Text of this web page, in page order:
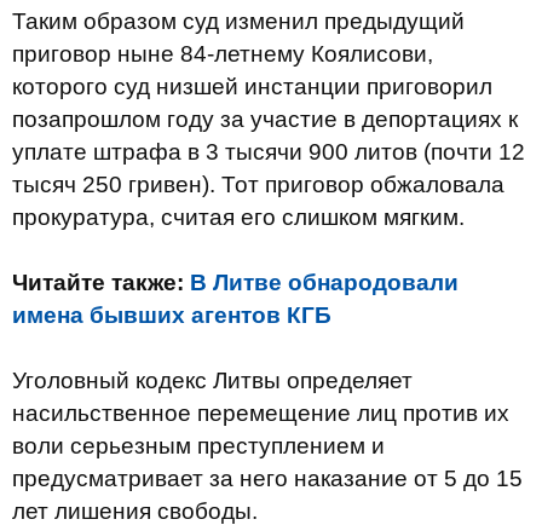
Таким образом суд изменил предыдущий
приговор ныне 84-летнему Коялисови,
которого суд низшей инстанции приговорил
позапрошлом году за участие в депортациях к
уплате штрафа в 3 тысячи 900 литов (почти 12
тысяч 250 гривен). Тот приговор обжаловала
прокуратура, считая его слишком мягким.
Читайте также: В Литве обнародовали
имена бывших агентов КГБ
Уголовный кодекс Литвы определяет
насильственное перемещение лиц против их
воли серьезным преступлением и
предусматривает за него наказание от 5 до 15
лет лишения свободы.